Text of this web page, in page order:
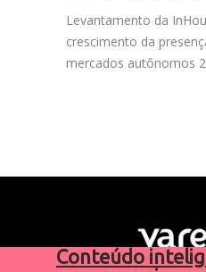
Conteúdo
Levantamento da
crescimento da
mercados autônomos